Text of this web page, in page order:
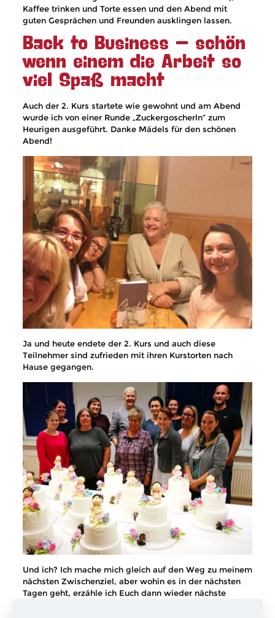
Kaffee trinken und Torte essen und den Abend mit
guten Gesprächen und Freunden ausklingen lassen.
Back to Business – schön
wenn einem die Arbeit so
viel Spaß macht
Auch der 2. Kurs startete wie gewohnt und am Abend
wurde ich von einer Runde „Zuckergoscherln“ zum
Heurigen ausgeführt. Danke Mädels für den schönen
Abend!
Ja und heute endete der 2. Kurs und auch diese
Teilnehmer sind zufrieden mit ihren Kurstorten nach
Hause gegangen.
Und ich? Ich mache mich gleich auf den Weg zu meinem
nächsten Zwischenziel, aber wohin es in der nächsten
Tagen geht, erzähle ich Euch dann wieder nächste